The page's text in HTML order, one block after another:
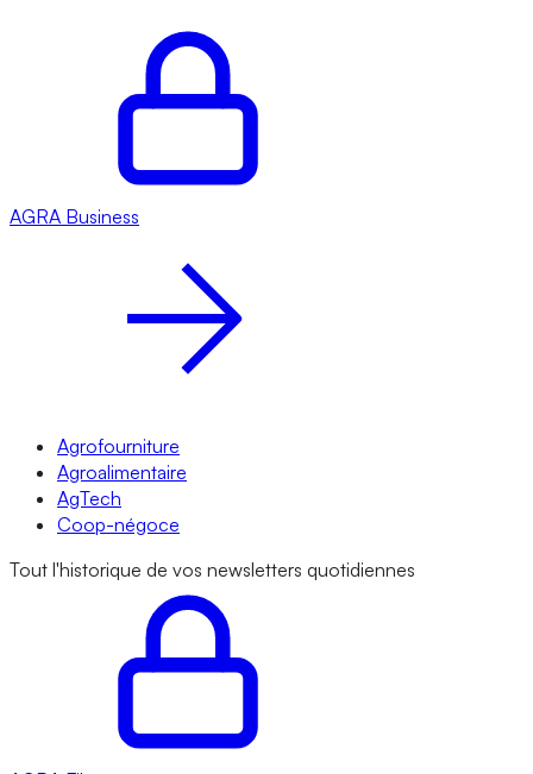
AGRA Business
Agrofourniture
Agroalimentaire
AgTech
Coop-négoce
Tout l'historique de vos newsletters quotidiennes